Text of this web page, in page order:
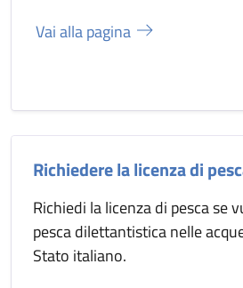
Vai alla pagina
Richiedere la licenza di
Richiedi la licenza di pesca se
pesca dilettantistica nelle
Stato italiano.